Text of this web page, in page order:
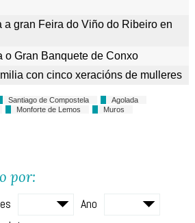
a gran Feira do Viño do Ribeiro en
o Gran Banquete de Conxo
con cinco xeracións de mulleres
Santiago de Compostela
Agolada
Monforte de Lemos
Muros
por:
Ano